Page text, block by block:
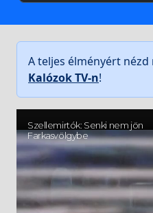
A teljes élményért nézd
Kalózok TV-n!